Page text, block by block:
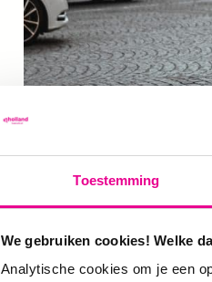
Toestemming
We gebruiken cookies! Welke
Analytische cookies om je een